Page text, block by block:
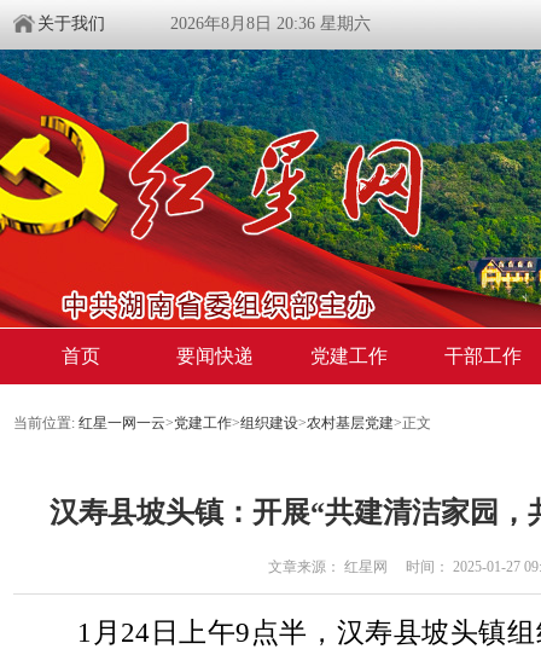
关于我们 2026年8月8日 20:36 星期六
首页 要闻快递 党建工作 干部工作
当前位置: 红星一网一云>党建工作>组织建设>农村基层党建>正文
汉寿县坡头镇：开展“共建清洁家园，
文章来源： 红星网 时间： 2025-01-27
1月24日上午9点半，汉寿县坡头镇